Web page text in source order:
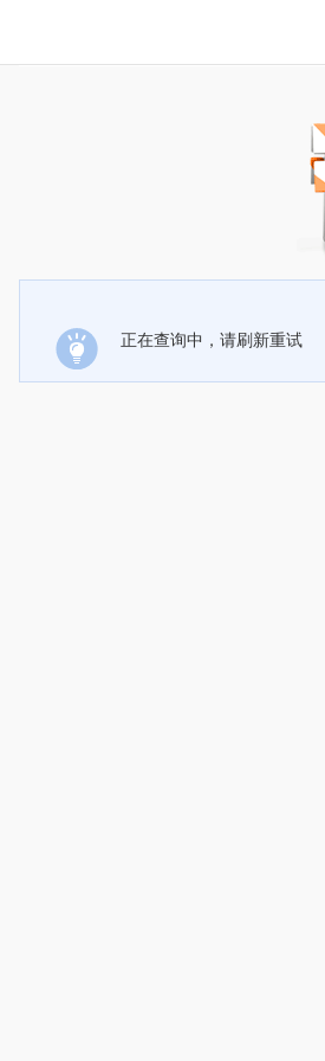
正在查询中，请刷新重试